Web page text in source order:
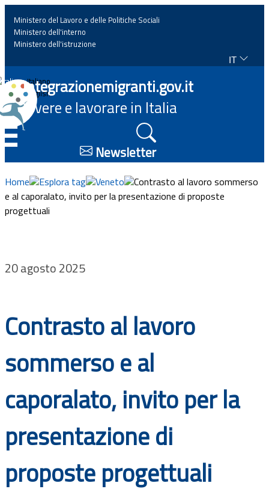
Home
News
Approfondimenti
Eventi
Normativa
Bandi
Ministero del Lavoro e delle Politiche Sociali
Ministero dell'interno
Ministero dell'istruzione
IT
Italiano
English
Integrazionemigranti.gov.it
Vivere e lavorare in Italia
Newsletter
Home Esplora tag Veneto
Contrasto al lavoro sommerso
e al caporalato, invito per la presentazione di proposte
progettuali
20 agosto 2025
Contrasto al lavoro
sommerso e al
caporalato, invito per la
presentazione di
proposte progettuali